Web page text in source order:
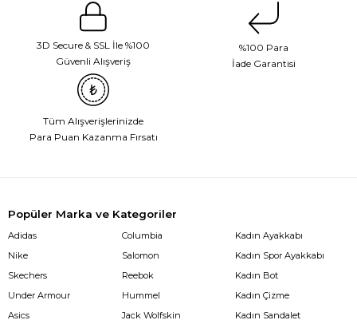
3D Secure & SSL İle %100
Güvenli Alışveriş
%100 Para
İade Garantisi
Tüm Alışverişlerinizde
Para Puan Kazanma Fırsatı
Popüler Marka ve Kategoriler
Adidas
Nike
Skechers
Under Armour
Asics
Columbia
Salomon
Reebok
Hummel
Jack Wolfskin
Kadın Ayakkabı
Kadın Spor Ayakkabı
Kadın Bot
Kadın Çizme
Kadın Sandalet